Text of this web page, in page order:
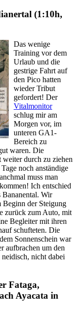
(1:10h,
Das wenige
Training vor dem
Urlaub und die
gestrige Fahrt auf
den Pico hatten
wieder Tribut
gefordert! Der
Vitalmonitor
schlug mir am
Morgen vor, im
unteren GA1-
Bereich zu
waren. Die
durch zu ziehen
noch anständige
muss man
Ich entschied
Bananental. Wir
Beginn der Steigung
zurück zum Auto, mit
Begleiter mit ihren
schufteten. Die
Sonnenschein war
aufbrachen um den
nicht dabei
Fataga,
Ayacata in